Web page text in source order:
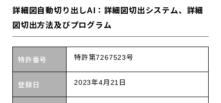
詳細図⾃動切り出しAI：詳細図切出システム、詳細
図切出方法及びプログラム
特許番号 特許第7267523号
登録日 2023年4月21日